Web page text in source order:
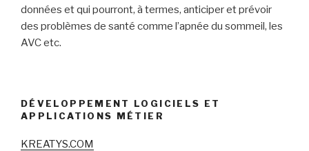
données et qui pourront, à termes, anticiper et prévoir
des problèmes de santé comme l’apnée du sommeil, les
AVC etc.
DÉVELOPPEMENT LOGICIELS ET
APPLICATIONS MÉTIER
KREATYS.COM